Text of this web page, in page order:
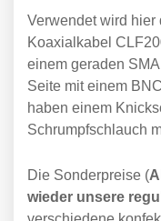
Verwendet wird hier
Koaxialkabel
einem geraden
Seite mit einem
haben einem
Schrumpfschlauch
Die Sonderpreise (
wieder unsere